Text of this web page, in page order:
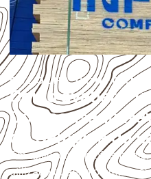
ESCOLHA
Como avaliar o
Compensado
de Campina da
Em aplicações
utilizado quando o projeto